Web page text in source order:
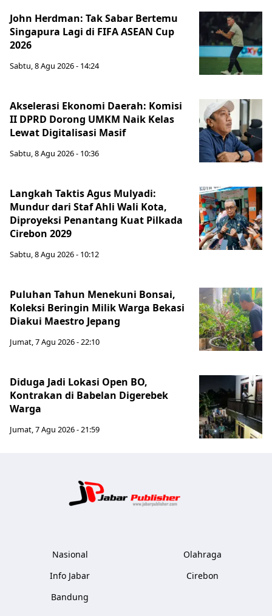
John Herdman: Tak Sabar Bertemu
Singapura Lagi di FIFA ASEAN Cup
2026
Sabtu, 8 Agu 2026 - 14:24
Akselerasi Ekonomi Daerah: Komisi
II DPRD Dorong UMKM Naik Kelas
Lewat Digitalisasi Masif
Sabtu, 8 Agu 2026 - 10:36
Langkah Taktis Agus Mulyadi:
Mundur dari Staf Ahli Wali Kota,
Diproyeksi Penantang Kuat Pilkada
Cirebon 2029
Sabtu, 8 Agu 2026 - 10:12
Puluhan Tahun Menekuni Bonsai,
Koleksi Beringin Milik Warga Bekasi
Diakui Maestro Jepang
Jumat, 7 Agu 2026 - 22:10
Diduga Jadi Lokasi Open BO,
Kontrakan di Babelan Digerebek
Warga
Jumat, 7 Agu 2026 - 21:59
Nasional
Info Jabar
Bandung
Olahraga
Cirebon